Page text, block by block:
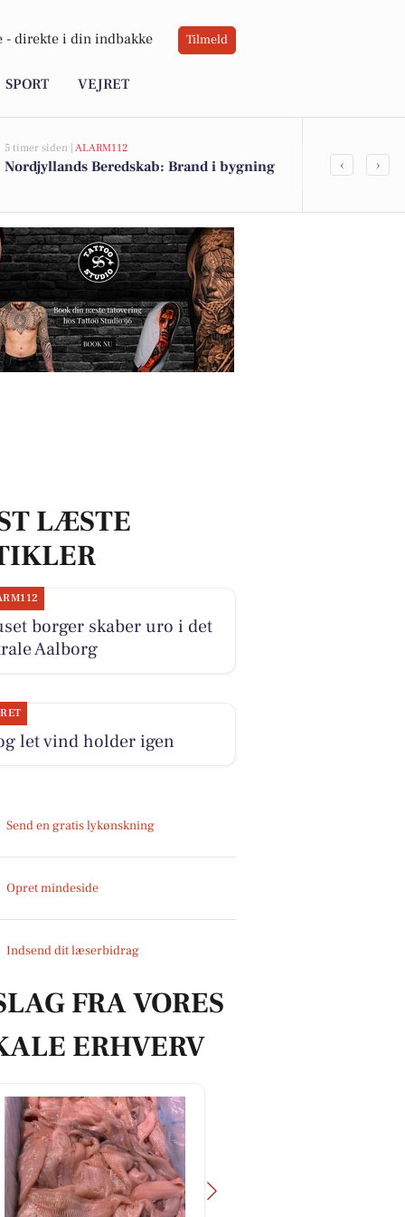
- direkte i din indbakke Tilmeld
SPORT VEJRET
5 timer siden | ALARM112
Nordjyllands Beredskab: Brand i bygning Sol og let
‹ ›
LÆSTE
borger skaber uro i det
Aalborg
let vind holder igen
Send en gratis lykønskning
Opret mindeside
Indsend dit læserbidrag
FRA VORES
ERHVERV